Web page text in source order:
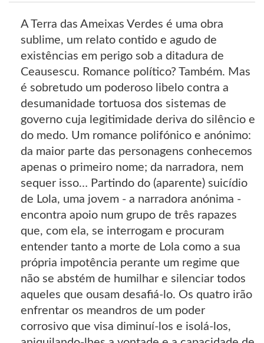
A Terra das Ameixas Verdes é uma obra
sublime, um relato contido e agudo de
existências em perigo sob a ditadura de
Ceausescu. Romance político? Também. Mas
é sobretudo um poderoso libelo contra a
desumanidade tortuosa dos sistemas de
governo cuja legitimidade deriva do silêncio e
do medo. Um romance polifónico e anónimo:
da maior parte das personagens conhecemos
apenas o primeiro nome; da narradora, nem
sequer isso… Partindo do (aparente) suicídio
de Lola, uma jovem - a narradora anónima -
encontra apoio num grupo de três rapazes
que, com ela, se interrogam e procuram
entender tanto a morte de Lola como a sua
própria impotência perante um regime que
não se abstém de humilhar e silenciar todos
aqueles que ousam desafiá-lo. Os quatro irão
enfrentar os meandros de um poder
corrosivo que visa diminuí-los e isolá-los,